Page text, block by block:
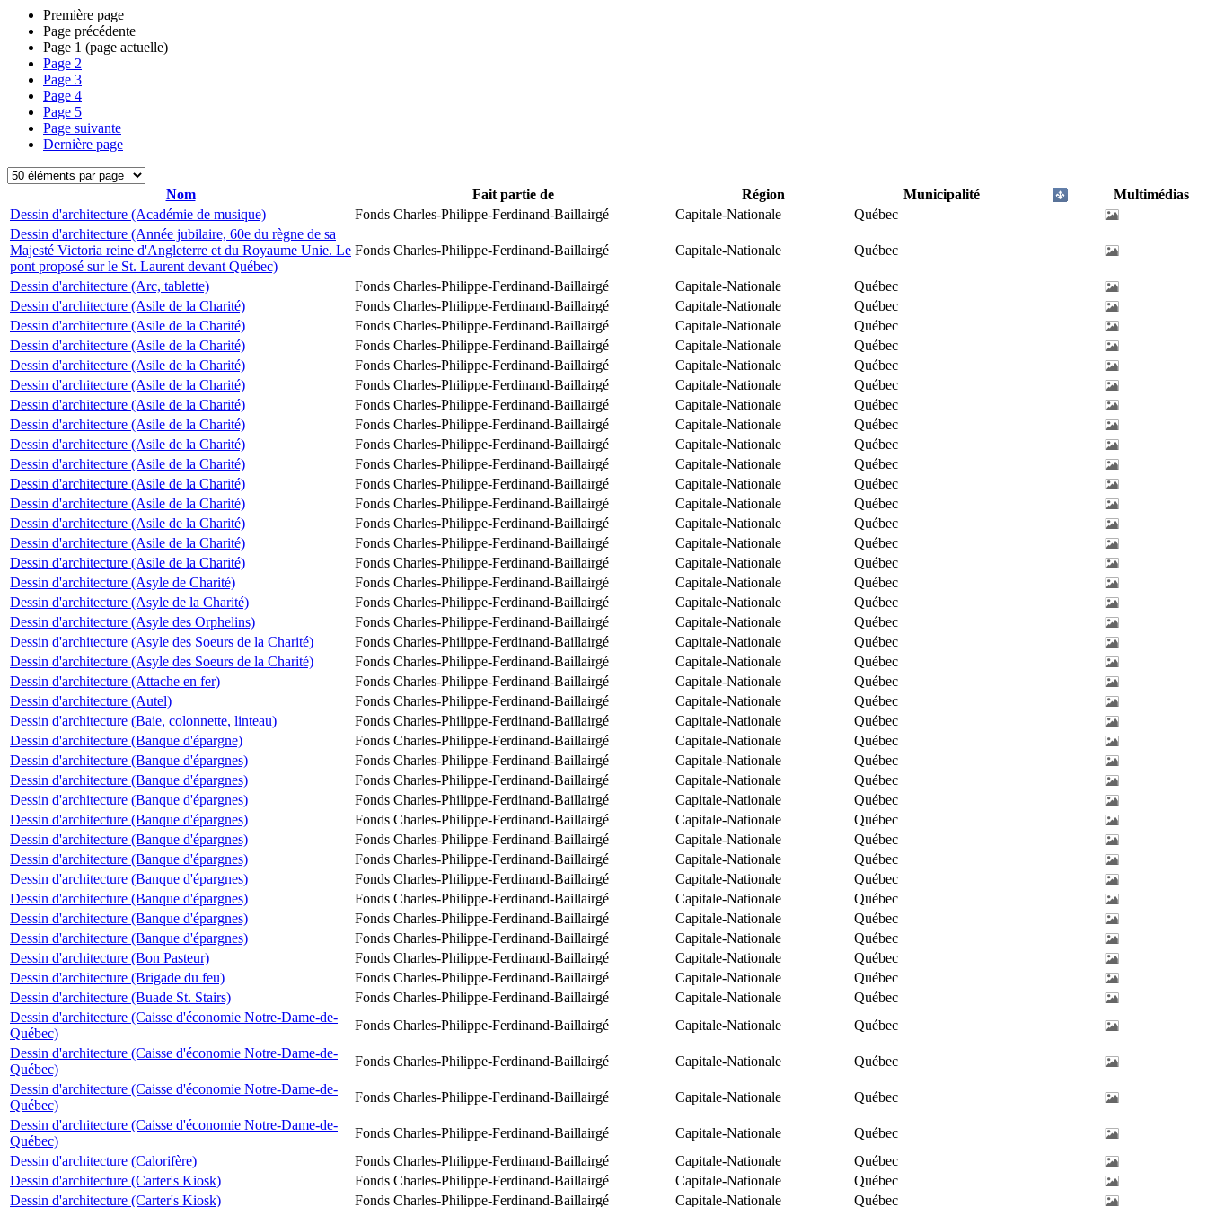
Première page
Page précédente
Page 1 (page actuelle)
Page 2
Page 3
Page 4
Page 5
Page suivante
Dernière page
Nom Fait partie de Région Municipalité
Multimédias
Dessin d'architecture (Académie de musique)
Fonds Charles-Philippe-Ferdinand-Baillairgé Capitale-Nationale
Québec
Dessin d'architecture (Année jubilaire, 60e du règne de sa
Majesté Victoria reine d'Angleterre et du Royaume Unie. Le
pont proposé sur le St. Laurent devant Québec)
Fonds Charles-Philippe-Ferdinand-Baillairgé Capitale-Nationale Québec
Dessin d'architecture (Arc, tablette) Fonds Charles-Philippe-Ferdinand-Baillairgé Capitale-Nationale
Québec
Dessin d'architecture (Asile de la Charité)
Fonds Charles-Philippe-Ferdinand-Baillairgé Capitale-Nationale
Québec
Dessin d'architecture (Asile de la Charité)
Fonds Charles-Philippe-Ferdinand-Baillairgé Capitale-Nationale
Québec
Dessin d'architecture (Asile de la Charité)
Fonds Charles-Philippe-Ferdinand-Baillairgé Capitale-Nationale
Québec
Dessin d'architecture (Asile de la Charité)
Fonds Charles-Philippe-Ferdinand-Baillairgé Capitale-Nationale
Québec
Dessin d'architecture (Asile de la Charité)
Fonds Charles-Philippe-Ferdinand-Baillairgé Capitale-Nationale
Québec
Dessin d'architecture (Asile de la Charité)
Fonds Charles-Philippe-Ferdinand-Baillairgé Capitale-Nationale
Québec
Dessin d'architecture (Asile de la Charité)
Fonds Charles-Philippe-Ferdinand-Baillairgé Capitale-Nationale
Québec
Dessin d'architecture (Asile de la Charité)
Fonds Charles-Philippe-Ferdinand-Baillairgé Capitale-Nationale
Québec
Dessin d'architecture (Asile de la Charité)
Fonds Charles-Philippe-Ferdinand-Baillairgé Capitale-Nationale
Québec
Dessin d'architecture (Asile de la Charité)
Fonds Charles-Philippe-Ferdinand-Baillairgé Capitale-Nationale
Québec
Dessin d'architecture (Asile de la Charité)
Fonds Charles-Philippe-Ferdinand-Baillairgé Capitale-Nationale
Québec
Dessin d'architecture (Asile de la Charité)
Fonds Charles-Philippe-Ferdinand-Baillairgé Capitale-Nationale
Québec
Dessin d'architecture (Asile de la Charité)
Fonds Charles-Philippe-Ferdinand-Baillairgé Capitale-Nationale
Québec
Dessin d'architecture (Asile de la Charité)
Fonds Charles-Philippe-Ferdinand-Baillairgé Capitale-Nationale
Québec
Dessin d'architecture (Asyle de Charité)
Fonds Charles-Philippe-Ferdinand-Baillairgé Capitale-Nationale
Québec
Dessin d'architecture (Asyle de la Charité)
Fonds Charles-Philippe-Ferdinand-Baillairgé Capitale-Nationale
Québec
Dessin d'architecture (Asyle des Orphelins)
Fonds Charles-Philippe-Ferdinand-Baillairgé Capitale-Nationale
Québec
Dessin d'architecture (Asyle des Soeurs de la Charité)
Fonds Charles-Philippe-Ferdinand-Baillairgé Capitale-Nationale
Québec
Dessin d'architecture (Asyle des Soeurs de la Charité)
Fonds Charles-Philippe-Ferdinand-Baillairgé Capitale-Nationale
Québec
Dessin d'architecture (Attache en fer)
Fonds Charles-Philippe-Ferdinand-Baillairgé Capitale-Nationale
Québec
Dessin d'architecture (Autel)
Fonds Charles-Philippe-Ferdinand-Baillairgé Capitale-Nationale
Québec
Dessin d'architecture (Baie, colonnette, linteau)
Fonds Charles-Philippe-Ferdinand-Baillairgé Capitale-Nationale
Québec
Dessin d'architecture (Banque d'épargne)
Fonds Charles-Philippe-Ferdinand-Baillairgé Capitale-Nationale
Québec
Dessin d'architecture (Banque d'épargnes)
Fonds Charles-Philippe-Ferdinand-Baillairgé Capitale-Nationale
Québec
Dessin d'architecture (Banque d'épargnes)
Fonds Charles-Philippe-Ferdinand-Baillairgé Capitale-Nationale
Québec
Dessin d'architecture (Banque d'épargnes)
Fonds Charles-Philippe-Ferdinand-Baillairgé Capitale-Nationale
Québec
Dessin d'architecture (Banque d'épargnes)
Fonds Charles-Philippe-Ferdinand-Baillairgé Capitale-Nationale
Québec
Dessin d'architecture (Banque d'épargnes)
Fonds Charles-Philippe-Ferdinand-Baillairgé Capitale-Nationale
Québec
Dessin d'architecture (Banque d'épargnes)
Fonds Charles-Philippe-Ferdinand-Baillairgé Capitale-Nationale
Québec
Dessin d'architecture (Banque d'épargnes)
Fonds Charles-Philippe-Ferdinand-Baillairgé Capitale-Nationale
Québec
Dessin d'architecture (Banque d'épargnes)
Fonds Charles-Philippe-Ferdinand-Baillairgé Capitale-Nationale
Québec
Dessin d'architecture (Banque d'épargnes)
Fonds Charles-Philippe-Ferdinand-Baillairgé Capitale-Nationale
Québec
Dessin d'architecture (Banque d'épargnes)
Fonds Charles-Philippe-Ferdinand-Baillairgé Capitale-Nationale
Québec
Dessin d'architecture (Bon Pasteur)
Fonds Charles-Philippe-Ferdinand-Baillairgé Capitale-Nationale
Québec
Dessin d'architecture (Brigade du feu)
Fonds Charles-Philippe-Ferdinand-Baillairgé Capitale-Nationale
Québec
Dessin d'architecture (Buade St. Stairs)
Fonds Charles-Philippe-Ferdinand-Baillairgé Capitale-Nationale
Québec
Dessin d'architecture (Caisse d'économie Notre-Dame-de-
Québec)
Fonds Charles-Philippe-Ferdinand-Baillairgé Capitale-Nationale
Québec
Dessin d'architecture (Caisse d'économie Notre-Dame-de-
Québec)
Fonds Charles-Philippe-Ferdinand-Baillairgé Capitale-Nationale
Québec
Dessin d'architecture (Caisse d'économie Notre-Dame-de-
Québec)
Fonds Charles-Philippe-Ferdinand-Baillairgé Capitale-Nationale
Québec
Dessin d'architecture (Caisse d'économie Notre-Dame-de-
Québec)
Fonds Charles-Philippe-Ferdinand-Baillairgé Capitale-Nationale
Québec
Dessin d'architecture (Calorifère)
Fonds Charles-Philippe-Ferdinand-Baillairgé Capitale-Nationale
Québec
Dessin d'architecture (Carter's Kiosk)
Fonds Charles-Philippe-Ferdinand-Baillairgé Capitale-Nationale
Québec
Dessin d'architecture (Carter's Kiosk)
Fonds Charles-Philippe-Ferdinand-Baillairgé Capitale-Nationale Québec